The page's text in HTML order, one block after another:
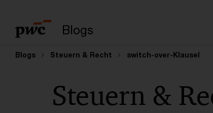
Blogs
Blogs Steuern & Recht switch-over-Klausel
Steuern &